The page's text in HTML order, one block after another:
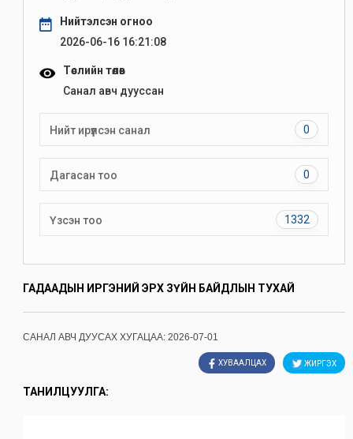
Нийтэлсэн огноо
2026-06-16 16:21:08
Төслийн төлөв
Санал авч дууссан
Нийт ирүүлсэн санал 0
Дагасан тоо 0
Үзсэн тоо 1332
ГАДААДЫН ИРГЭНИЙ ЭРХ ЗҮЙН БАЙДЛЫН ТУХАЙ
САНАЛ АВЧ ДУУСАХ ХУГАЦАА: 2026-07-01
ХУВААЛЦАХ ЖИРГЭХ
ТАНИЛЦУУЛГА: